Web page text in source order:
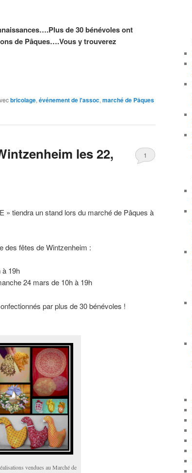
de 30 bénévoles ont
de Pâques….Vous y trouverez
bricolage, événement de l'assoc, marché de Pâques
les 22,
1
» tiendra un stand lors du marché de Pâques à
des fêtes de Wintzenheim :
19h
24 mars de 10h à 19h
par plus de 30 bénévoles !
vendues au Marché de